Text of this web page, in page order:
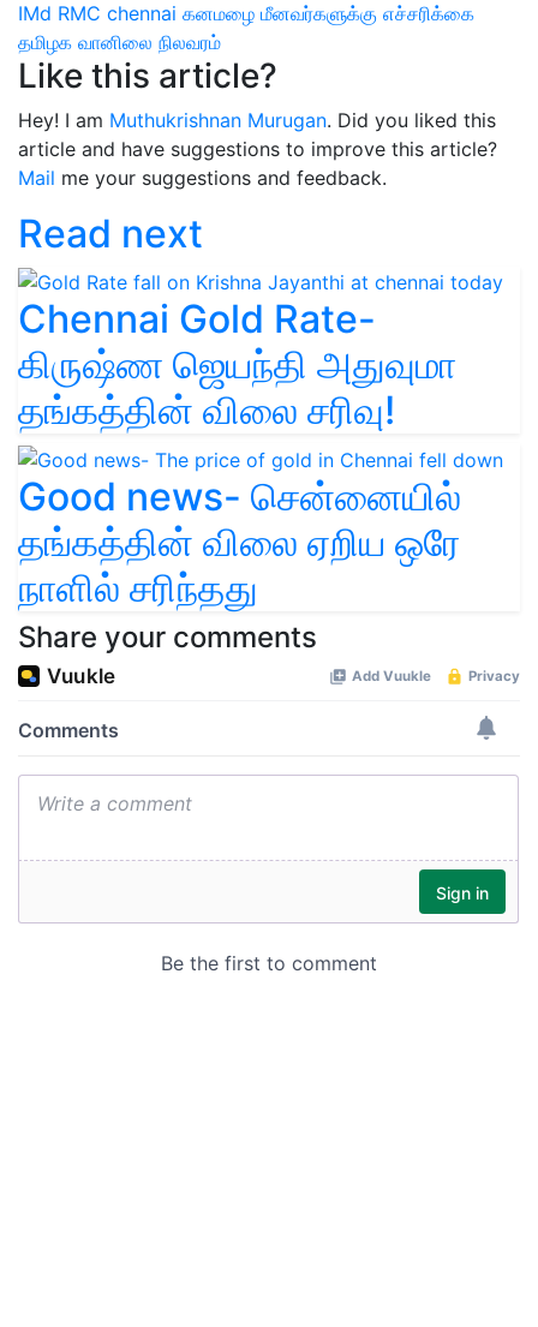
IMd RMC chennai கனமழை மீனவர்களுக்கு எச்சரிக்கை
தமிழக வானிலை நிலவரம்
Like this article?
Hey! I am Muthukrishnan Murugan. Did you liked this
article and have suggestions to improve this article?
Mail me your suggestions and feedback.
Read next
Chennai Gold Rate-
கிருஷ்ண ஜெயந்தி அதுவுமா
தங்கத்தின் விலை சரிவு!
Good news- சென்னையில்
தங்கத்தின் விலை ஏறிய ஒரே
நாளில் சரிந்தது
Share your comments